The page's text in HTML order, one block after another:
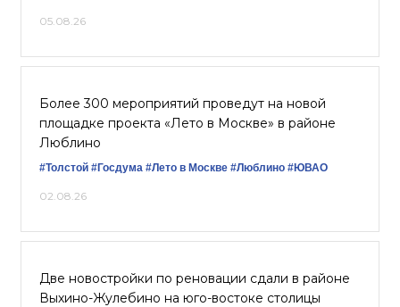
05.08.26
Более 300 мероприятий проведут на новой
площадке проекта «Лето в Москве» в районе
Люблино
#Толстой #Госдума #Лето в Москве #Люблино #ЮВАО
02.08.26
Две новостройки по реновации сдали в районе
Выхино-Жулебино на юго-востоке столицы